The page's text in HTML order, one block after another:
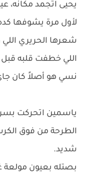
يحيى اتجمد مكانه،
لأول مرة يشوفها
شعرها الحريري اللي
اللي خطفت قلبه قبل
نسي هو أصلاً كان
ياسمين اتحركت
الطرحة من فوق
شديد.
بصتله بعيون